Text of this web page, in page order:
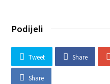
Podijeli
Tweet Share
Share